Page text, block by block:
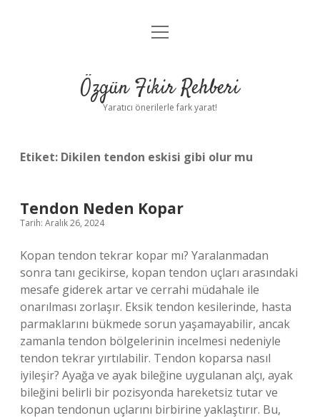
Gizlilik Politikası
Yasal Uyarı
menüyü
Özgün Fikir Rehberi
Yaratıcı önerilerle fark yarat!
Etiket: Dikilen tendon eskisi gibi olur mu
Tendon Neden Kopar
Tarih: Aralık 26, 2024
Kopan tendon tekrar kopar mı? Yaralanmadan
sonra tanı gecikirse, kopan tendon uçları arasındaki
mesafe giderek artar ve cerrahi müdahale ile
onarılması zorlaşır. Eksik tendon kesilerinde, hasta
parmaklarını bükmede sorun yaşamayabilir, ancak
zamanla tendon bölgelerinin incelmesi nedeniyle
tendon tekrar yırtılabilir. Tendon koparsa nasıl
iyileşir? Ayağa ve ayak bileğine uygulanan alçı, ayak
bileğini belirli bir pozisyonda hareketsiz tutar ve
kopan tendonun uçlarını birbirine yaklaştırır. Bu,